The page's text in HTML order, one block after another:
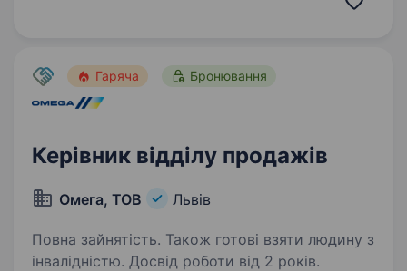
Гаряча Бронювання
Керівник відділу продажів
Омега, ТОВ Львів
Повна зайнятість. Також готові взяти людину з
інвалідністю. Досвід роботи від 2 років.